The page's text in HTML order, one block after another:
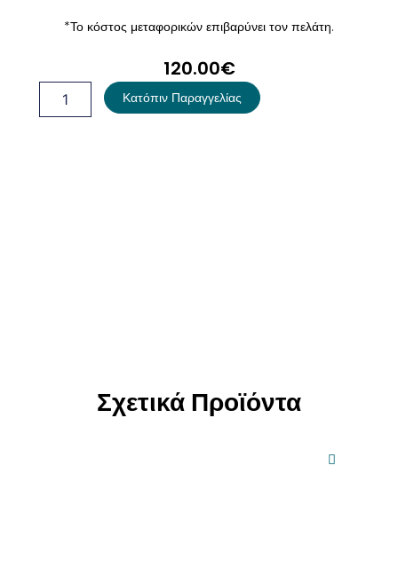
*Το κόστος μεταφορικών επιβαρύνει τον πελάτη.
120.00€
Βάπτισης
Κατόπιν Παραγγελίας
Σχετικά Προϊόντα